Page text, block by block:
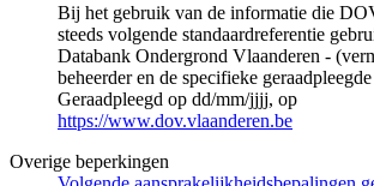
Bij het gebruik van de informatie die
steeds volgende standaardreferentie
Databank Ondergrond Vlaanderen -
beheerder en de specifieke
Geraadpleegd op dd/mm/jjjj, op
https://www.dov.vlaanderen.be
Overige beperkingen